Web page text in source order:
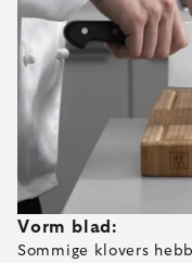
Vorm blad:
Sommige klovers